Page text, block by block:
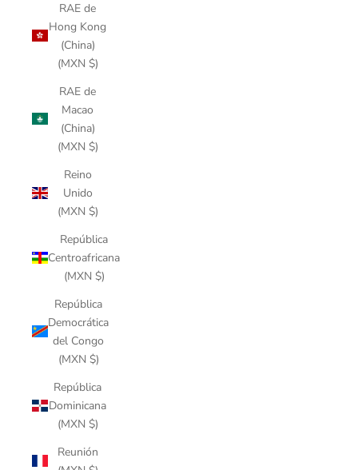
RAE de
Hong Kong
(China)
(MXN $)
RAE de
Macao
(China)
(MXN $)
Reino
Unido
(MXN $)
República
Centroafricana
(MXN $)
República
Democrática
del Congo
(MXN $)
República
Dominicana
(MXN $)
Reunión